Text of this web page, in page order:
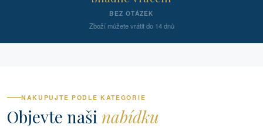
BEZ OTÁZEK
Zboží můžete vrátit do 14 dnů
NAKUPUJTE PODLE KATEGORIE
Objevte naši nabídku